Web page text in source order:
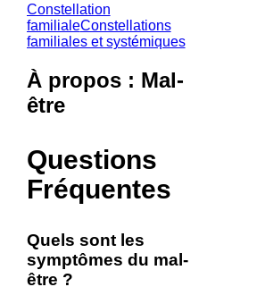
Constellation
familialeConstellations
familiales et systémiques
À propos : Mal-
être
Questions
Fréquentes
Quels sont les
symptômes du mal-
être ?